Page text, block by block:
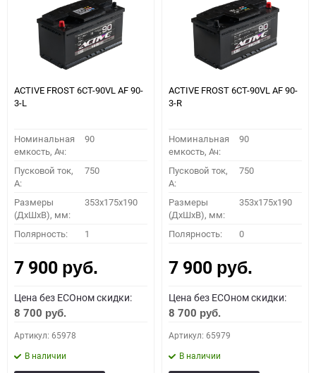
ACTIVE FROST 6СТ-90VL АF 90-
3-L
Номинальная
емкость, Ач:
90
Пусковой ток,
A:
750
Размеры
(ДхШхВ), мм:
353x175x190
Полярность: 1
7 900 руб.
Цена без ECOном скидки:
8 700 руб.
Артикул: 65978
В наличии
ACTIVE FROST 6СТ-90VL АF 90-
3-R
Номинальная
емкость, Ач:
90
Пусковой ток,
A:
750
Размеры
(ДхШхВ), мм:
353x175x190
Полярность: 0
7 900 руб.
Цена без ECOном скидки:
8 700 руб.
Артикул: 65979
В наличии